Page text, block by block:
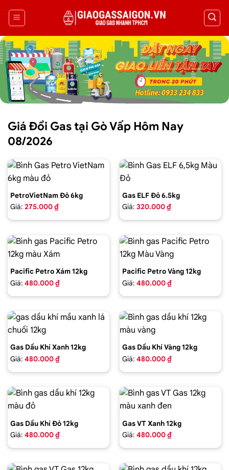
Giá Đổi Gas tại Gò Vấp Hôm Nay
08/2026
PetroVietNam Đỏ 6kg
Giá: 275.000 ₫
Gas ELF Đỏ 6.5kg
Giá: 320.000 ₫
Pacific Petro Xám 12kg
Giá: 480.000 ₫
Pacific Petro Vàng 12kg
Giá: 480.000 ₫
Gas Dầu Khí Xanh 12kg
Giá: 480.000 ₫
Gas Dầu Khí Vàng 12kg
Giá: 480.000 ₫
Gas Dầu Khí Đỏ 12kg
Giá: 480.000 ₫
Gas VT Xanh 12kg
Giá: 480.000 ₫